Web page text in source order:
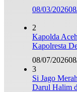
08/03/2026
2
Kapolda
Kapolresta
08/07/2026
3
Si Jago
Darul Halim